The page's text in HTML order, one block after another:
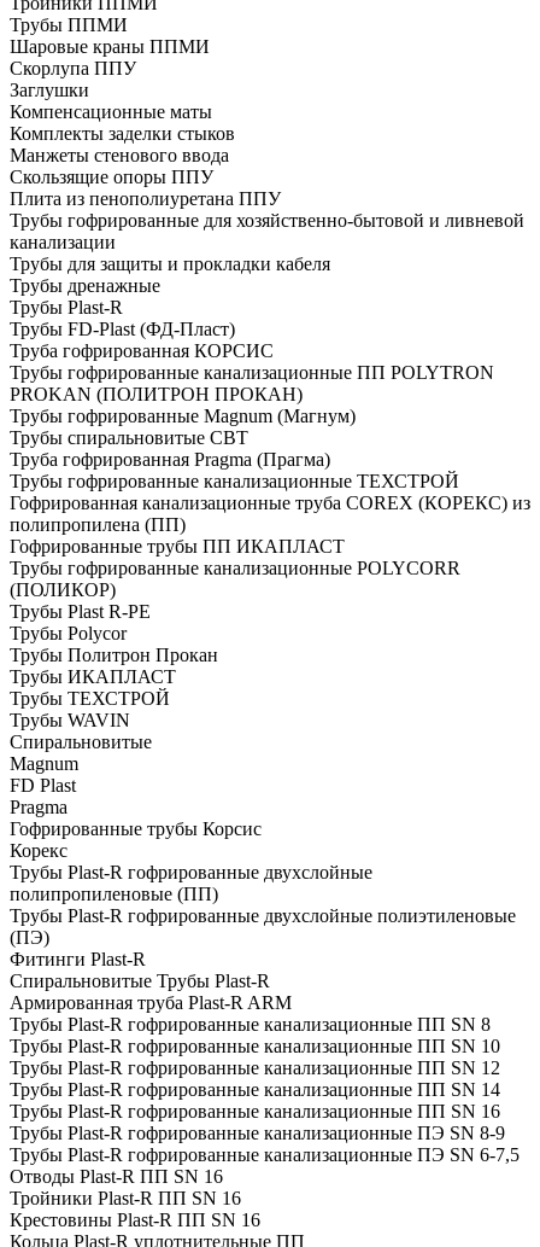
Трубы ППМИ
Шаровые краны ППМИ
Скорлупа ППУ
Заглушки
Компенсационные маты
Комплекты заделки стыков
Манжеты стенового ввода
Скользящие опоры ППУ
Плита из пенополиуретана ППУ
Трубы гофрированные для хозяйственно-бытовой и ливневой
канализации
Трубы для защиты и прокладки кабеля
Трубы дренажные
Трубы Plast-R
Трубы FD-Plast (ФД-Пласт)
Труба гофрированная КОРСИС
Трубы гофрированные канализационные ПП POLYTRON
PROKAN (ПОЛИТРОН ПРОКАН)
Трубы гофрированные Magnum (Магнум)
Трубы спиральновитые СВТ
Труба гофрированная Pragma (Прагма)
Трубы гофрированные канализационные ТЕХСТРОЙ
Гофрированная канализационные труба COREX (КОРЕКС) из
полипропилена (ПП)
Гофрированные трубы ПП ИКАПЛАСТ
Трубы гофрированные канализационные POLYCORR
(ПОЛИКОР)
Трубы Plast R-PE
Трубы Polycor
Трубы Политрон Прокан
Трубы ИКАПЛАСТ
Трубы ТЕХСТРОЙ
Трубы WAVIN
Спиральновитые
Magnum
FD Plast
Pragma
Гофрированные трубы Корсис
Корекс
Трубы Plast-R гофрированные двухслойные
полипропиленовые (ПП)
Трубы Plast-R гофрированные двухслойные полиэтиленовые
(ПЭ)
Фитинги Plast-R
Спиральновитые Трубы Plast-R
Армированная труба Plast-R ARM
Трубы Plast-R гофрированные канализационные ПП SN 8
Трубы Plast-R гофрированные канализационные ПП SN 10
Трубы Plast-R гофрированные канализационные ПП SN 12
Трубы Plast-R гофрированные канализационные ПП SN 14
Трубы Plast-R гофрированные канализационные ПП SN 16
Трубы Plast-R гофрированные канализационные ПЭ SN 8-9
Трубы Plast-R гофрированные канализационные ПЭ SN 6-7,5
Отводы Plast-R ПП SN 16
Тройники Plast-R ПП SN 16
Крестовины Plast-R ПП SN 16
Кольца Plast-R уплотнительные ПП